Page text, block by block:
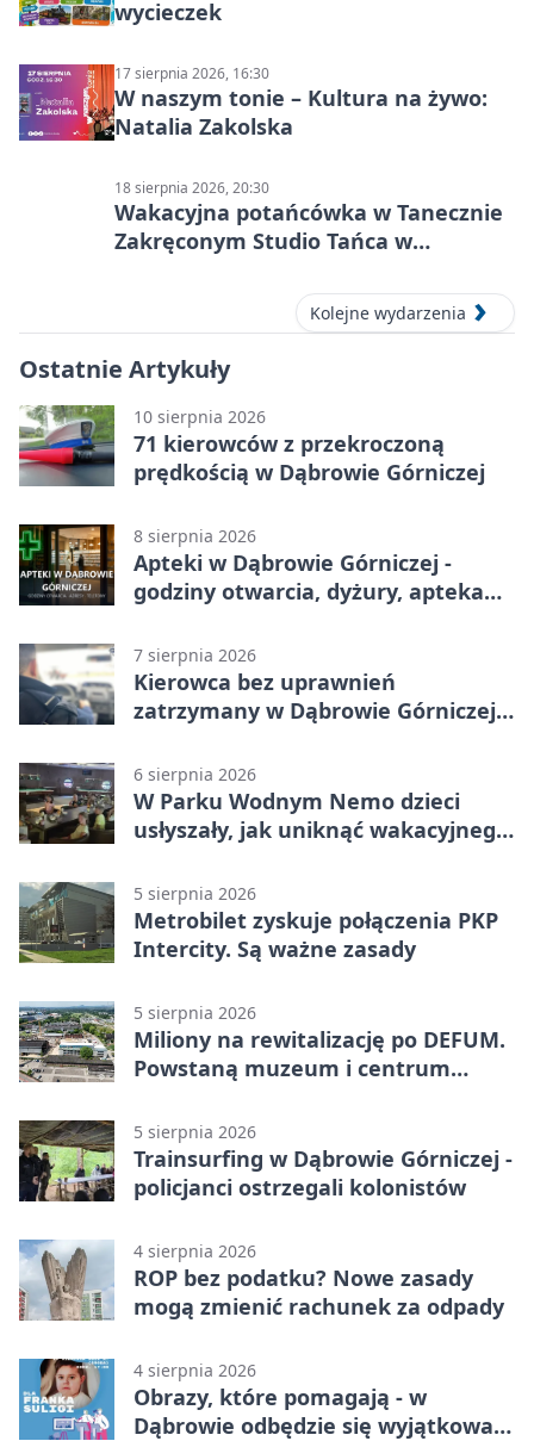
wycieczek
17 sierpnia 2026, 16:30
W naszym tonie – Kultura na żywo:
Natalia Zakolska
18 sierpnia 2026, 20:30
Wakacyjna potańcówka w Tanecznie
Zakręconym Studio Tańca w
Kolejne wydarzenia
Ostatnie Artykuły
10 sierpnia 2026
71 kierowców z przekroczoną
prędkością w Dąbrowie Górniczej
8 sierpnia 2026
Apteki w Dąbrowie Górniczej -
godziny otwarcia, dyżury, apteka
7 sierpnia 2026
Kierowca bez uprawnień
zatrzymany w Dąbrowie Górniczej.
6 sierpnia 2026
W Parku Wodnym Nemo dzieci
usłyszały, jak uniknąć wakacyjnego
5 sierpnia 2026
Metrobilet zyskuje połączenia PKP
Intercity. Są ważne zasady
5 sierpnia 2026
Miliony na rewitalizację po DEFUM.
Powstaną muzeum i centrum
5 sierpnia 2026
Trainsurfing w Dąbrowie Górniczej -
policjanci ostrzegali kolonistów
4 sierpnia 2026
ROP bez podatku? Nowe zasady
mogą zmienić rachunek za odpady
4 sierpnia 2026
Obrazy, które pomagają - w
Dąbrowie odbędzie się wyjątkowa